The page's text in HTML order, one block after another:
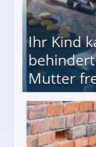
Ihr Kind
Mutter
Mutter